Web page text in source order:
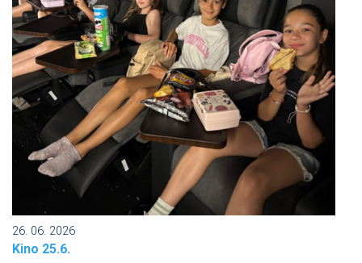
26. 06. 2026
Kino 25.6.